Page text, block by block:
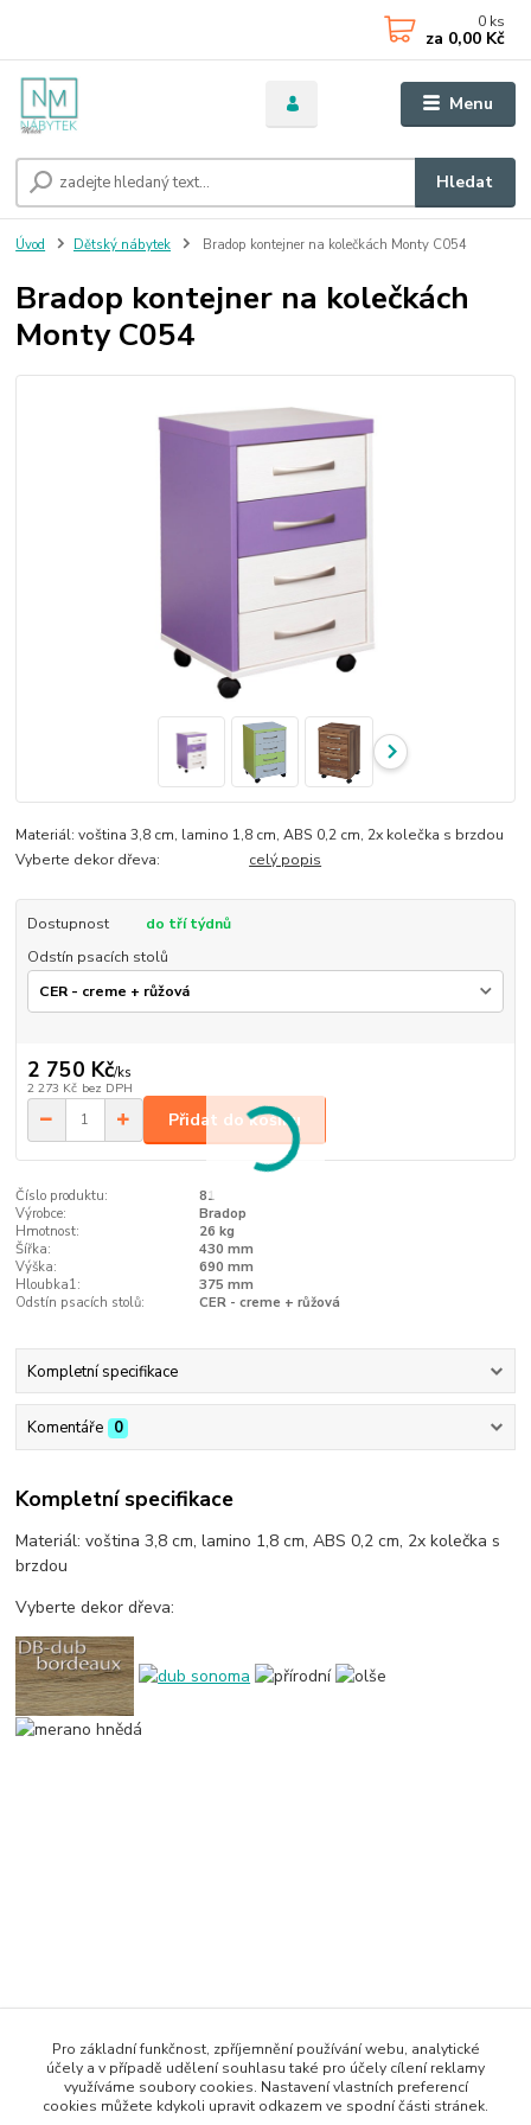
Menu
Hledat
0 ks
za 0,00 Kč
Úvod Dětský nábytek Bradop kontejner na kolečkách Monty C054
Bradop kontejner na kolečkách
Monty C054
Materiál: voština 3,8 cm, lamino 1,8 cm, ABS 0,2 cm, 2x kolečka s brzdou
Vyberte dekor dřeva: celý popis
Dostupnost
do tří týdnů
Odstín psacích stolů
2 750 Kč/ks
2 273 Kč bez DPH
Přidat do košíku
Číslo produktu:
81
Výrobce:
Bradop
Hmotnost:
26 kg
Šířka:
430 mm
Výška:
690 mm
Hloubka1:
375 mm
Odstín psacích stolů:
CER - creme + růžová
Kompletní specifikace
Komentáře 0
Kompletní specifikace
Materiál: voština 3,8 cm, lamino 1,8 cm, ABS 0,2 cm, 2x kolečka s
brzdou
Vyberte dekor dřeva:
Zboží zařazeno v kategoriích
Dětský nábytek
Dětský pokoj CASPER
Pro základní funkčnost, zpříjemnění používání webu, analytické
účely a v případě udělení souhlasu také pro účely cílení reklamy
využíváme soubory cookies. Nastavení vlastních preferencí
cookies můžete kdykoli upravit odkazem ve spodní části stránek.